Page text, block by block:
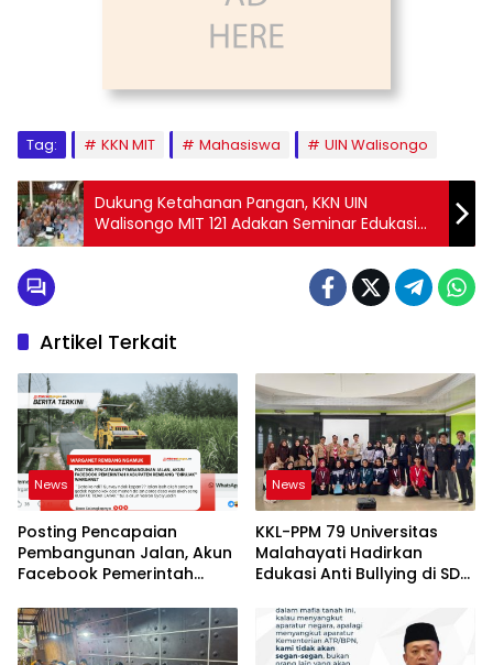
Tag: KKN MIT Mahasiswa UIN Walisongo
Dukung Ketahanan Pangan, KKN UIN
Walisongo MIT 121 Adakan Seminar Edukasi
Kompos EM4 dan Pekarangan Produktif
Artikel Terkait
News
Posting Pencapaian
Pembangunan Jalan, Akun
Facebook Pemerintah
“Dirujak” Warganet
News
KKL-PPM 79 Universitas
Malahayati Hadirkan
Edukasi Anti Bullying di SD
Metero